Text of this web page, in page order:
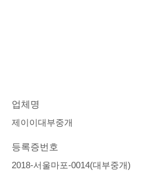
업체명
제이이대부중개
등록증번호
2018-서울마포-0014(대부중개)